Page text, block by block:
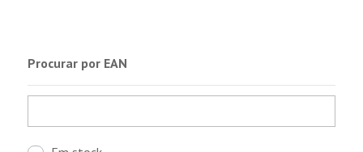
Procurar por EAN